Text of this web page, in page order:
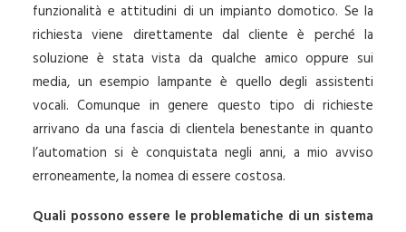
funzionalità e attitudini di un impianto domotico. Se la
richiesta viene direttamente dal cliente è perché la
soluzione è stata vista da qualche amico oppure sui
media, un esempio lampante è quello degli assistenti
vocali. Comunque in genere questo tipo di richieste
arrivano da una fascia di clientela benestante in quanto
l’automation si è conquistata negli anni, a mio avviso
erroneamente, la nomea di essere costosa.
Quali possono essere le problematiche di un sistema